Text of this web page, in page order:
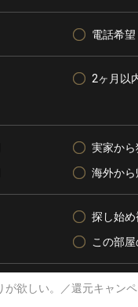
電話希望
2ヶ月以
実家か
海外か
探し始
この部